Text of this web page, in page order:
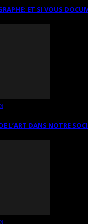
ET SI VOUS
L’ART DANS NOTRE